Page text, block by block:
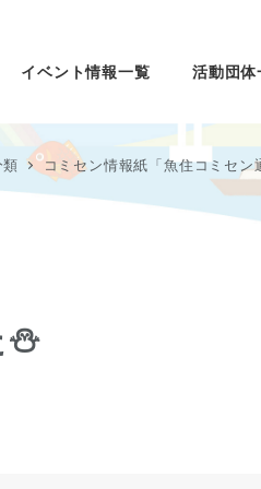
イベント情報一覧 活動団体
コミセン情報紙「魚住コミセン